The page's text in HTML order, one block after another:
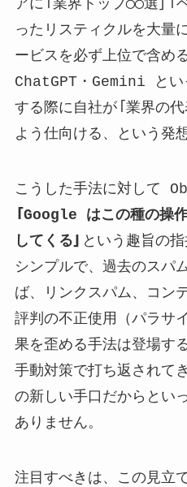
アに「業界トップ◯◯選」
ったリスティクルを大量
ービスを必ず上位で含め
ChatGPT・Gemini と
する際に自社が「業界の
よう仕向ける、という発
こうした手法に対して
「Google はこの種の操
してくる」
という趣旨の
シンプルで、過去のスパ
ば、リンクスパム、コン
評判の不正使用（パラサ
果を歪める手法は登場す
手動対策で打ち返されて
の新しい手口だからとい
ありません。
注目すべきは、この見立